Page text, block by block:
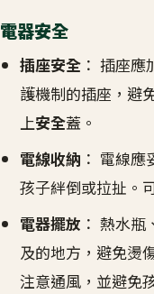
電器安全
插座安全 ： 插座應
護機制的插座，避
上安全蓋。
電線收納 ： 電線
孩子絆倒或拉扯。
電器擺放 ： 熱水
及的地方，避免燙
注意通風，並避免